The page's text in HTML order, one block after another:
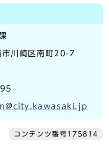
川崎区南町20-7
コンテンツ番号175814